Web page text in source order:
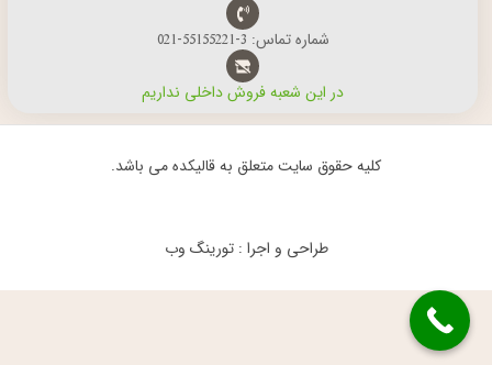
شماره تماس: 3-55155221-021
در این شعبه فروش داخلی نداریم
کلیه حقوق سایت متعلق به قالیکده می باشد.
طراحی و اجرا : تورینگ وب